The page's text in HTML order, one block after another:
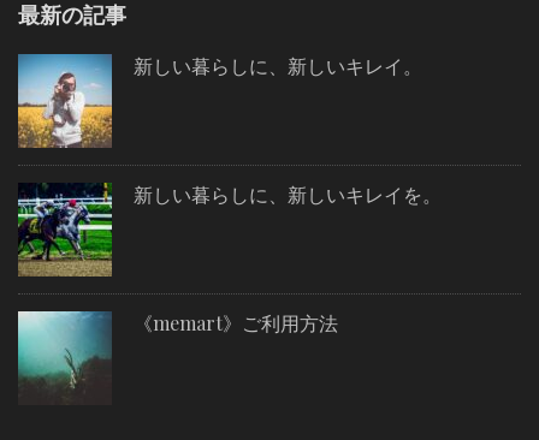
最新の記事
新しい暮らしに、新しいキレイ。
新しい暮らしに、新しいキレイを。
《memart》ご利用方法